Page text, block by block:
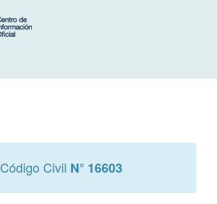
Código Civil N° 16603